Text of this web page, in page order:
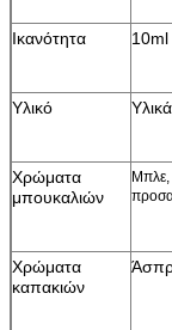
Ικανότητα 10ml
Υλικό
Χρώματα
μπουκαλιών
Μπλε,
Χρώματα
καπακιών